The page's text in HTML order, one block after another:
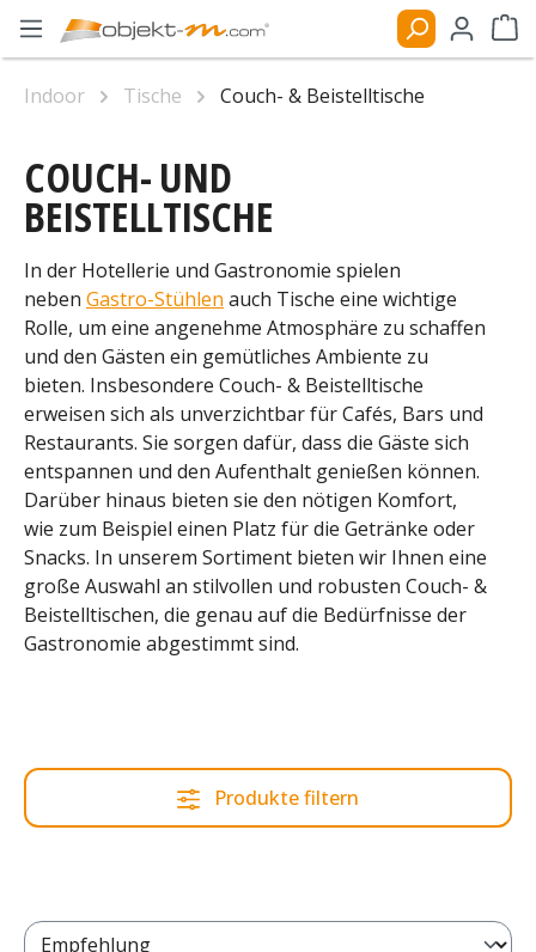
Zum Hauptinhalt springen
Indoor Tische Couch- & Beistelltische
COUCH- UND
BEISTELLTISCHE
In der Hotellerie und Gastronomie spielen
neben Gastro-Stühlen auch Tische eine wichtige
Rolle, um eine angenehme Atmosphäre zu schaffen
und den Gästen ein gemütliches Ambiente zu
bieten. Insbesondere Couch- & Beistelltische
erweisen sich als unverzichtbar für Cafés, Bars und
Restaurants. Sie sorgen dafür, dass die Gäste sich
entspannen und den Aufenthalt genießen können.
Darüber hinaus bieten sie den nötigen Komfort,
wie zum Beispiel einen Platz für die Getränke oder
Snacks. In unserem Sortiment bieten wir Ihnen eine
große Auswahl an stilvollen und robusten Couch- &
Beistelltischen, die genau auf die Bedürfnisse der
Gastronomie abgestimmt sind.
Produkte filtern